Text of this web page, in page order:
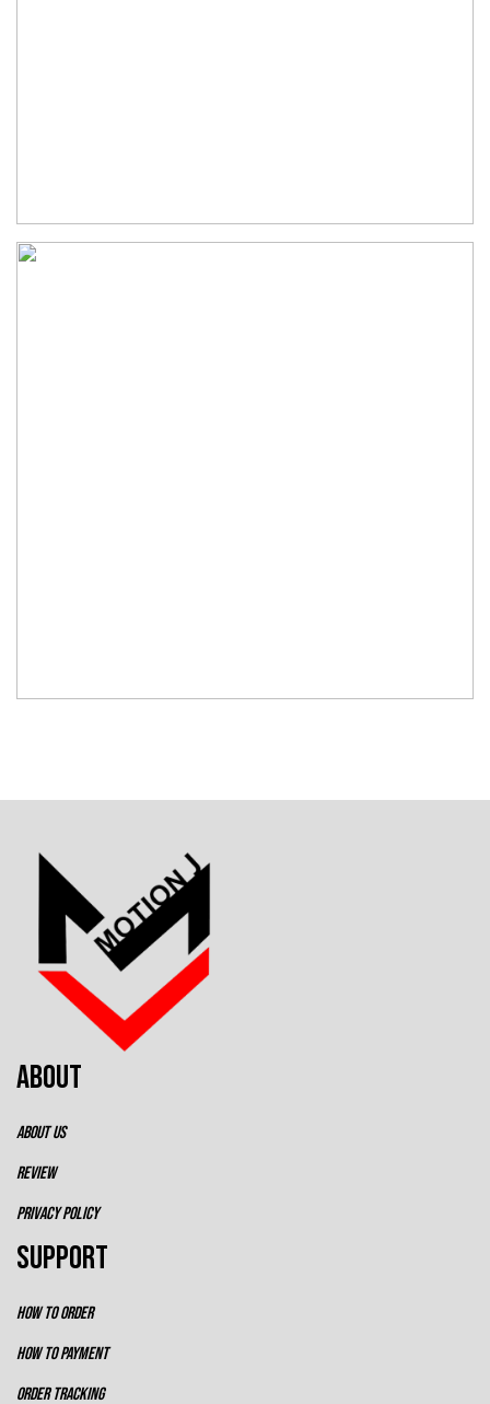
ABOUT
ABOUT US
REVIEW
PRIVACY POLICY
SUPPORT
HOW TO ORDER
HOW TO PAYMENT
ORDER TRACKING